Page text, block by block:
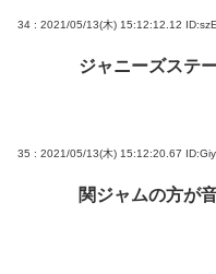
34 : 2021/05/13(木) 15:12:12.12
ジャニーズステ
35 : 2021/05/13(木) 15:12:20.67
関ジャムの方が